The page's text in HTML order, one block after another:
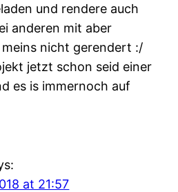
und rendere auch
anderen mit aber
nicht gerendert :/
jetzt schon seid einer
es is immernoch auf
at 21:57